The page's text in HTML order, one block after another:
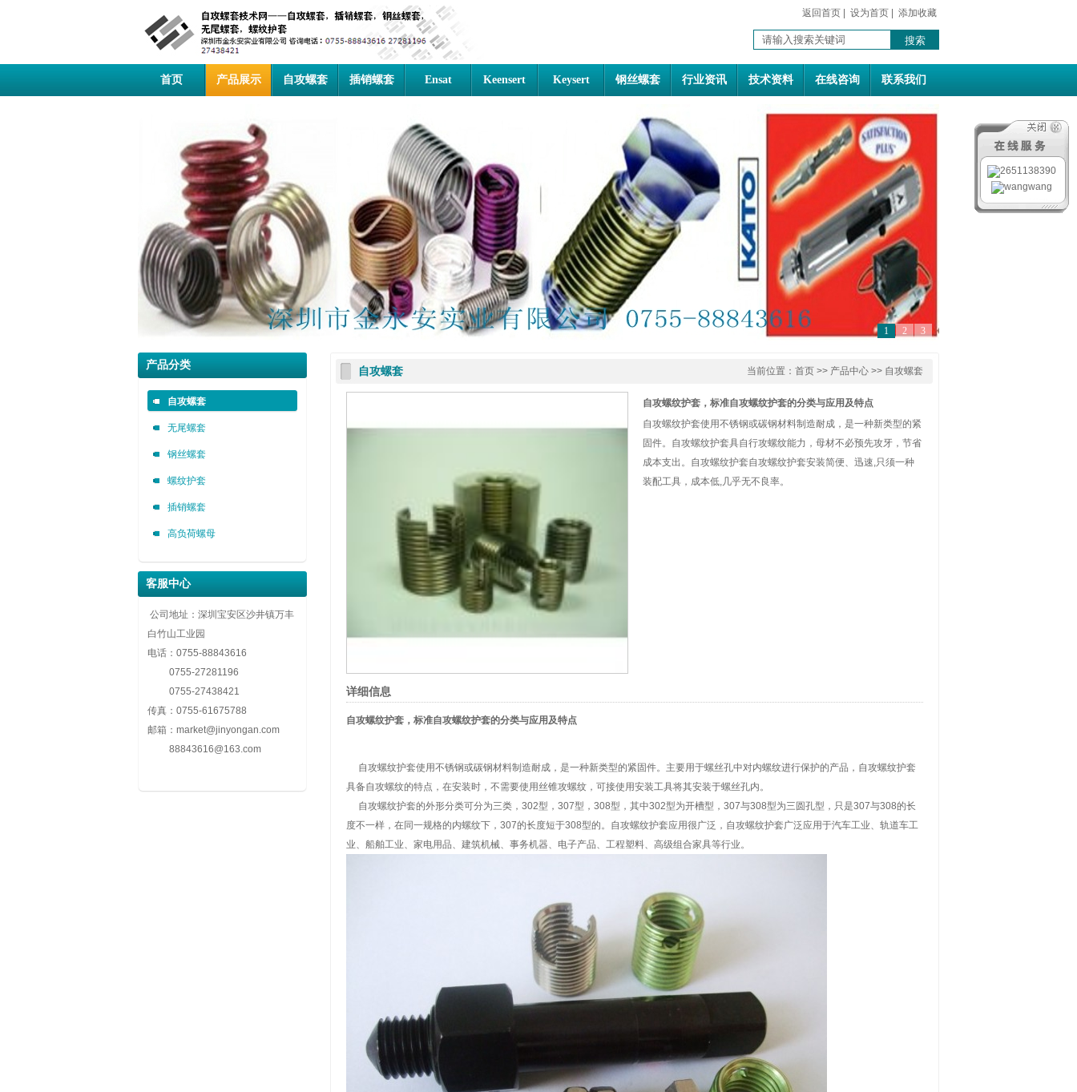
返回首页 设为首页 添加收藏
首页 产品展示 自攻螺套 插销螺套 Ensat Keensert Keysert 钢丝螺套 行业资讯 技术资料 在线咨询 联系我们
深圳市金永安装实业有限公司 0755-88843616
自攻螺套，无尾螺套，钢丝螺套，插销螺套厂家深圳市金永安装实业有限公司 0755-88843616
深圳市金永安装实业有限公司 0755-88843616
自攻螺套，无尾螺套，钢丝螺套，插销螺套厂家深圳市金永安装实业有限公司 0755-88843616
深圳市金永安装实业有限公司 0755-88843616
自攻螺套，无尾螺套，钢丝螺套，插销螺套厂家深圳市金永安装实业有限公司 0755-88843616
1 2 3
产品分类
自攻螺套
无尾螺套
钢丝螺套
螺纹护套
插销螺套
高负荷螺母
客服中心
公司地址：深圳宝安区沙井镇万丰
白竹山工业园
电话： 0755-88843616
0755-27281196
0755-27438421
传真： 0755-61675788
邮箱： market@jinyongan.com
88843616@163.com
自攻螺套 当前位置： 首页 >> 产品中心 >> 自攻螺套
自攻螺纹护套，标准自攻螺纹护套的分类与应用及特点
自攻螺纹护套使用不锈钢或碳钢材料制造耐成，是一种新类型的紧
固件。自攻螺纹护套具自行攻螺纹能力，母材不必预先攻牙，节省
成本支出。自攻螺纹护套自攻螺纹护套安装简便、迅速,只须一种
装配工具，成本低,几乎无不良率。
详细信息
自攻螺纹护套，标准自攻螺纹护套的分类与应用及特点
自攻螺纹护套使用不锈钢或碳钢材料制造耐成，是一种新类型的紧固件。主要用于螺丝孔中对内螺纹进行保护的产品，自攻螺纹护套
具备自攻螺纹的特点，在安装时，不需要使用丝锥攻螺纹，可接使用安装工具将其安装于螺丝孔内。
自攻螺纹护套的外形分类可分为三类，302型，307型，308型，其中302型为开槽型，307与308型为三圆孔型，只是307与308的长
度不一样，在同一规格的内螺纹下，307的长度短于308型的。自攻螺纹护套应用很广泛，自攻螺纹护套广泛应用于汽车工业、轨道车工
业、船舶工业、家电用品、建筑机械、事务机器、电子产品、工程塑料、高级组合家具等行业。